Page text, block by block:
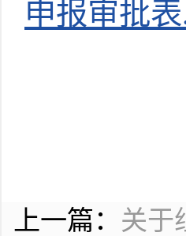
申报审批
上一篇： 关于